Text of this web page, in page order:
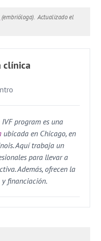
(embrióloga). Actualizado el
clínica
program es una
ubicada en Chicago, en
Aquí trabaja un
para llevar a
Además, ofrecen la
y financiación.